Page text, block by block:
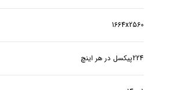
1664x2560
224پیکسل در هر اینچ